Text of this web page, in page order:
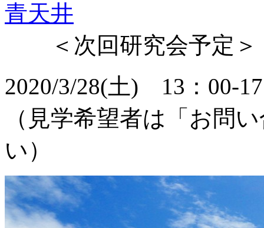
青天井
＜次回研究会予定＞
2020/3/28(土) 13：00-
（見学希望者は「お問
い）